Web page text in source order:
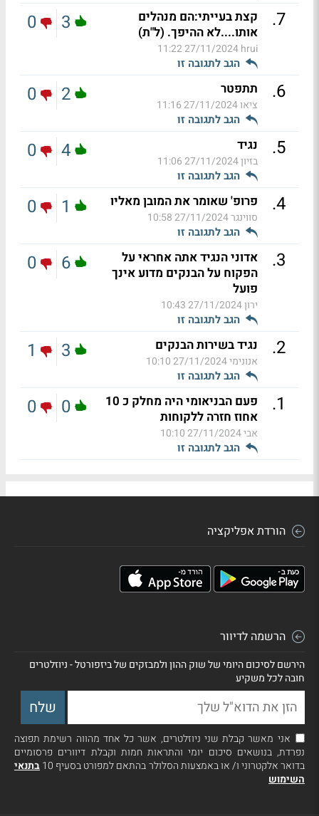
7
.
קצת בעייתי:הם מנהלים
אותו....לא ההיפך. (ל"ת)
hrui
27/11/2024 11:22
הגב לתגובה זו
3
0
6
. תתפטר
ציאו27/11/2024 11:16
הגב לתגובה זו
2
0
5
. נגיד
בזיון27/11/2024 11:06
הגב לתגובה זו
4
0
4
. פרופ' שאומר את המובן מאליו
סווינגר27/11/2024 10:58
הגב לתגובה זו
1
0
3
.
אדוני הנגיד אתה אחראי על
הפקוח על הבנקים מדוע אינך
פועל
ירון27/11/2024 10:43
הגב לתגובה זו
6
0
2
. נגיד בשירות הבנקים
אנונימי27/11/2024 10:10
הגב לתגובה זו
3
1
1
.
פעם הבניאומי היה מחלק כ 10
אחוז חזרה ללקוחות
אבי27/11/2024 10:10
הגב לתגובה זו
0
0
הורדת אפליקציה
הרשמה לדיוור
הירשם לסיכום היומי של שוק ההון ולמבזקים של ביזפורטל - ניוזלטרים
חובה לכל משקיע
אני מאשר קבלת שני ניוזלטרים, אשר כל אחד מהווה רשימת תפוצה
נפרדת, בנושאים סיכום יומי והתראות חמות וקבלת דיוורים פרסומיים
בדואר אלקטרוני ו/ או באמצעות הסלולר בהתאם למפורט בסעיף 10
בתנאי
השימוש